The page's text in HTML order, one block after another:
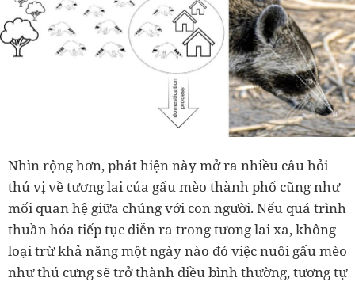
Nhìn rộng hơn, phát hiện này mở ra nhiều câu hỏi
thú vị về tương lai của gấu mèo thành phố cũng như
mối quan hệ giữa chúng với con người. Nếu quá trình
thuần hóa tiếp tục diễn ra trong tương lai xa, không
loại trừ khả năng một ngày nào đó việc nuôi gấu mèo
như thú cưng sẽ trở thành điều bình thường, tương tự